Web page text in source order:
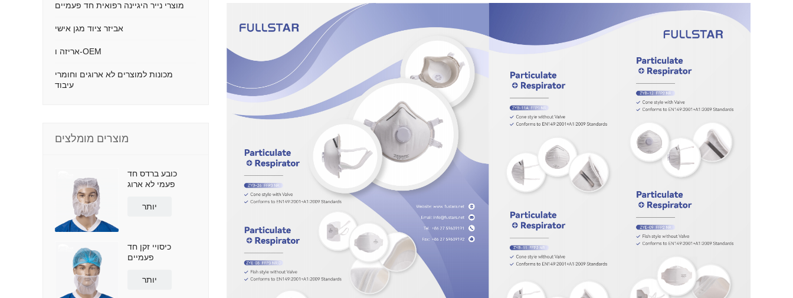
מוצרי נייר היגיינה רפואית חד פעמיים
אביזר ציוד מגן אישי
אריזה ו-OEM
מכונות למוצרים לא ארוגים וחומרי
עיבוד
מוצרים מומלצים
כובע ברדס חד
פעמי לא ארוג
יותר
כיסויי זקן חד
פעמיים
יותר